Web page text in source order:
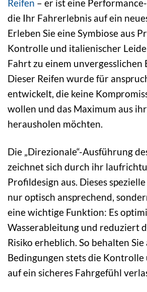
Reifen – er ist eine
die Ihr Fahrerlebnis auf ein
Erleben Sie eine Symbiose aus
Kontrolle und italienischer
Fahrt zu einem unvergesslichen
Dieser Reifen wurde für
entwickelt, die keine
wollen und das Maximum aus
herausholen möchten.
Die „Direzionale“-Ausführung
zeichnet sich durch ihr
Profildesign aus. Dieses
nur optisch ansprechend,
eine wichtige Funktion: Es
Wasserableitung und reduziert
Risiko erheblich. So behalten Sie
Bedingungen stets die Kontrolle
auf ein sicheres Fahrgefühl